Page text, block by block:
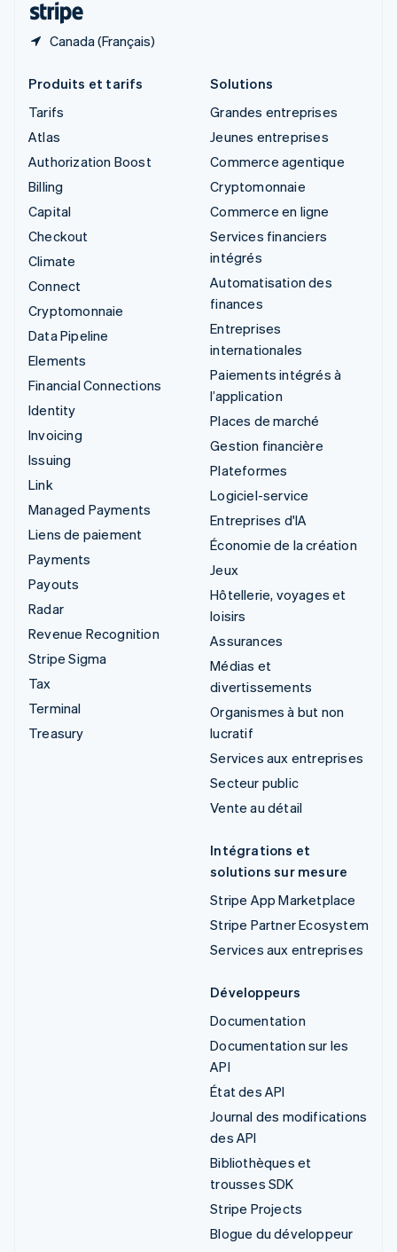
Canada (Français)
Produits et tarifs
Tarifs
Atlas
Authorization Boost
Billing
Capital
Checkout
Climate
Connect
Cryptomonnaie
Data Pipeline
Elements
Financial Connections
Identity
Invoicing
Issuing
Link
Managed Payments
Liens de paiement
Payments
Payouts
Radar
Revenue Recognition
Stripe Sigma
Tax
Terminal
Treasury
Solutions
Grandes entreprises
Jeunes entreprises
Commerce agentique
Cryptomonnaie
Commerce en ligne
Services financiers
intégrés
Automatisation des
finances
Entreprises
internationales
Paiements intégrés à
l’application
Places de marché
Gestion financière
Plateformes
Logiciel-service
Entreprises d'IA
Économie de la création
Jeux
Hôtellerie, voyages et
loisirs
Assurances
Médias et
divertissements
Organismes à but non
lucratif
Services aux entreprises
Secteur public
Vente au détail
Intégrations et
solutions sur mesure
Stripe App Marketplace
Stripe Partner Ecosystem
Services aux entreprises
Développeurs
Documentation
Documentation sur les
API
État des API
Journal des modifications
des API
Bibliothèques et
trousses SDK
Stripe Projects
Blogue du développeur